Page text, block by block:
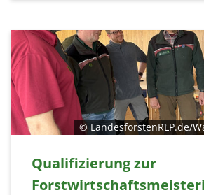
© LandesforstenRLP.de/
Qualifizierung zur